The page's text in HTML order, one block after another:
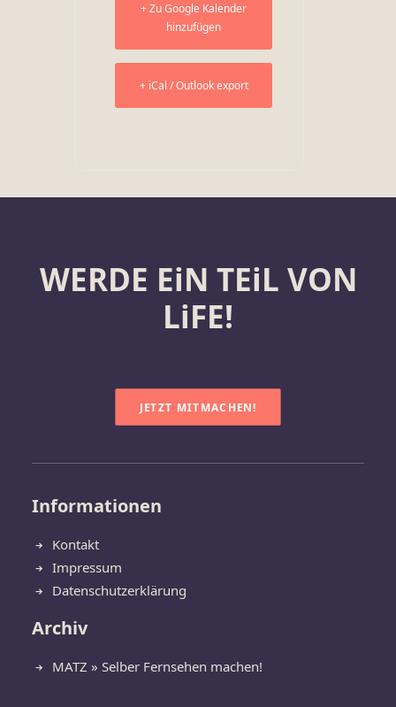
+ Zu Google Kalender
hinzufügen
+ iCal / Outlook export
WERDE EiN TEiL VON
LiFE!
JETZT MITMACHEN!
Informationen
Kontakt
Impressum
Datenschutzerklärung
Archiv
MATZ » Selber Fernsehen machen!